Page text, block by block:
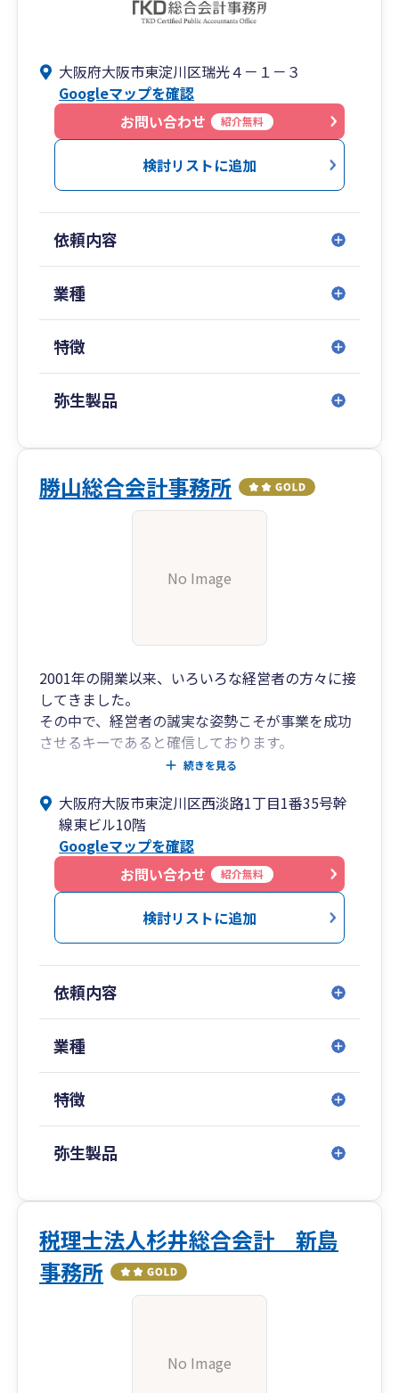
大阪府大阪市東淀川区瑞光４－１－３
Googleマップを確認
お問い合わせ
紹介無料
検討リストに追加
依頼内容
業種
特徴
弥生製品
勝山総合会計事務所
No Image
2001年の開業以来、いろいろな経営者の方々に接
してきました。
その中で、経営者の誠実な姿勢こそが事業を成功
させるキーであると確信しております。
ービスを受けていただきたいと思います。
どうぞよろしくお願いします。
勝山総合会計事務所（JR新大阪駅東口より徒歩１
続きを見る
大阪府大阪市東淀川区西淡路1丁目1番35号幹
線東ビル10階
Googleマップを確認
お問い合わせ
紹介無料
検討リストに追加
依頼内容
業種
特徴
弥生製品
税理士法人杉井総合会計 新島
事務所
No Image